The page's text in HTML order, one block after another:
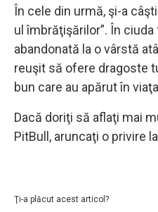
În cele din urmă, şi-a
ul îmbrăţişărilor”. În
abandonată la o vârstă
reuşit să ofere dragoste
bun care au apărut în
Dacă doriţi să aflaţi mai
PitBull, aruncaţi o privire
Ţi-a plăcut acest articol?